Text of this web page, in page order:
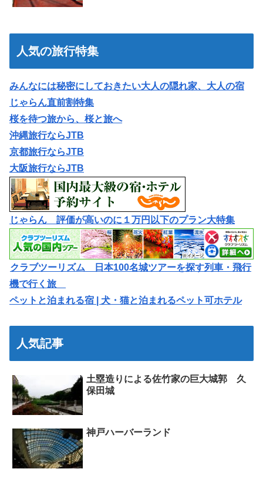
人気の旅行特集
みんなには秘密にしておきたい大人の隠れ家、大人の宿
じゃらん直前割特集
桜を待つ旅から、桜と旅へ
沖縄旅行ならJTB
京都旅行ならJTB
大阪旅行ならJTB
じゃらん 評価が高いのに１万円以下のプラン大特集
クラブツーリズム 日本100名城ツアーを探す列車・飛行
機で行く旅
ペットと泊まれる宿 | 犬・猫と泊まれるペット可ホテル
人気記事
土塁造りによる佐竹家の巨大城郭 久
保田城
神戸ハーバーランド